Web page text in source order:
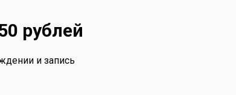
рублей
и запись